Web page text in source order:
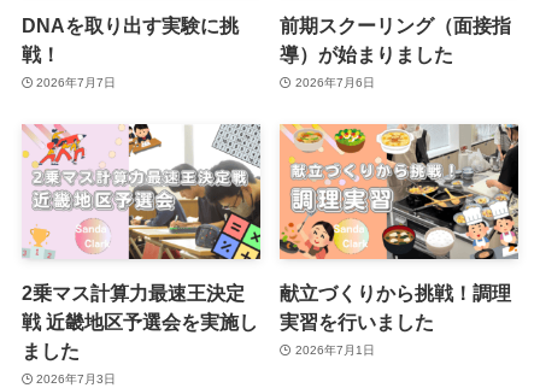
DNAを取り出す実験に挑
戦！
2026年7月7日
前期スクーリング（面接指
導）が始まりました
2026年7月6日
2乗マス計算力最速王決定
戦 近畿地区予選会を実施し
ました
2026年7月3日
献立づくりから挑戦！調理
実習を行いました
2026年7月1日